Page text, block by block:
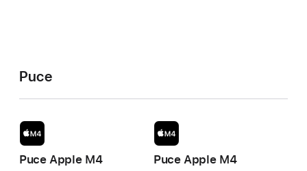
Puce
Puce Apple M4
Puce Apple M4